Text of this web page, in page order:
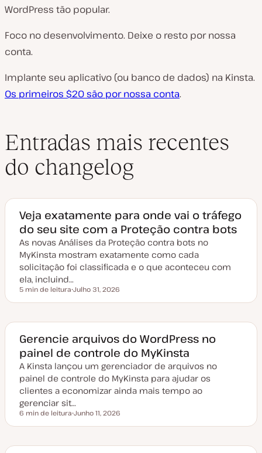
WordPress tão popular.
Foco no desenvolvimento. Deixe o resto por nossa
conta.
Implante seu aplicativo (ou banco de dados) na Kinsta.
Os primeiros $20 são por nossa conta.
Entradas mais recentes
do changelog
Veja exatamente para onde vai o tráfego
do seu site com a Proteção contra bots
As novas Análises da Proteção contra bots no
MyKinsta mostram exatamente como cada
solicitação foi classificada e o que aconteceu com
ela, incluind…
Tempo de leitura
5 min de leitura
a
e
a
u
a
i
z
a
ç
ã
o
Julho 31, 2026
Gerencie arquivos do WordPress no
painel de controle do MyKinsta
A Kinsta lançou um gerenciador de arquivos no
painel de controle do MyKinsta para ajudar os
clientes a economizar ainda mais tempo ao
gerenciar sit…
Tempo de leitura
6 min de leitura
a
Junho 11, 2026